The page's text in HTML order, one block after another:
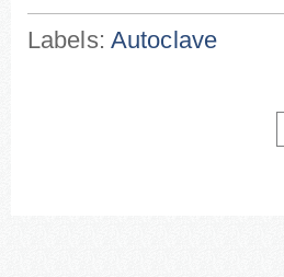
Labels: Autoclave